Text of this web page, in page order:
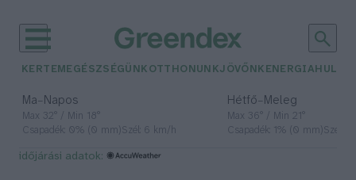
KERTEM EGÉSZSÉGÜNK OTTHONUNKJÖVŐNK ENERGIA
Ma– Napos
Max 32° / Min 18°
Csapadék: 0% (0 mm)Szél: 6 km/h
Hétfő– Meleg
Max 36° / Min 21°
Csapadék: 1% (0 mm)Szél: 7
időjárási adatok: